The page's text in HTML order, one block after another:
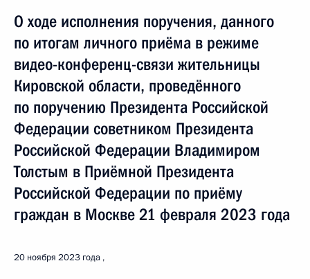
О ходе исполнения поручения, данного
по итогам личного приёма в режиме
видео-конференц-связи жительницы
Кировской области, проведённого
по поручению Президента Российской
Федерации советником Президента
Российской Федерации Владимиром
Толстым в Приёмной Президента
Российской Федерации по приёму
граждан в Москве 21 февраля 2023 года
20 ноября 2023 года